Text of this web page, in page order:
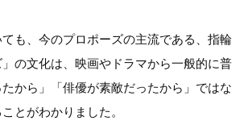
も、今のプロポーズの主流である、指輪
の文化は、映画やドラマから一般的に普
から」「俳優が素敵だったから」ではな
とがわかりました。